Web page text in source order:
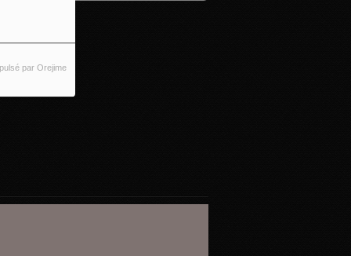
par Orejime